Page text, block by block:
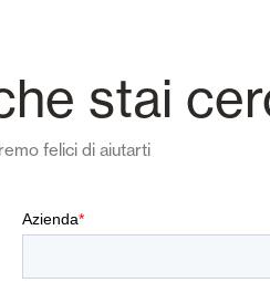
stai
felici di aiutarti